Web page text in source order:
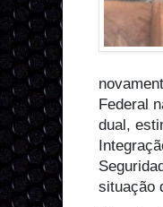
Federal
dual,
situação